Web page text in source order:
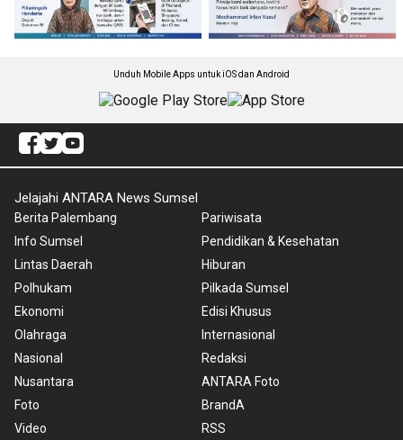
Unduh Mobile Apps untuk iOS dan Android
Jelajahi ANTARA News Sumsel
Berita Palembang
Info Sumsel
Lintas Daerah
Polhukam
Ekonomi
Olahraga
Nasional
Nusantara
Foto
Video
Pariwisata
Pendidikan & Kesehatan
Hiburan
Pilkada Sumsel
Edisi Khusus
Internasional
Redaksi
ANTARA Foto
BrandA
RSS